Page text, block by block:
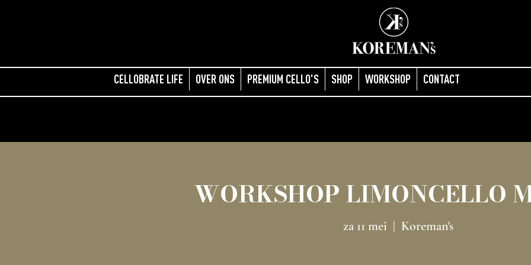
CELLOBRATE LIFE OVER ONS PREMIUM CELLO'S SHOP WORKSHOP CONTACT
WORKSHOP LIMONCELLO
za 11 mei
  |
Koreman's